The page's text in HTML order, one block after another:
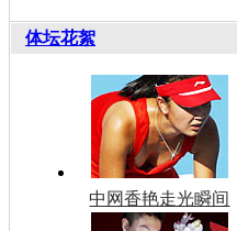
体坛花絮
中网香艳走光瞬间